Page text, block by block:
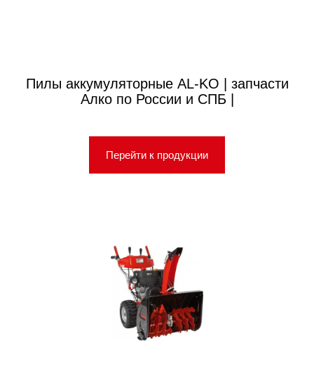
Пилы аккумуляторные AL-KO | запчасти
Алко по России и СПБ |
Перейти к продукции